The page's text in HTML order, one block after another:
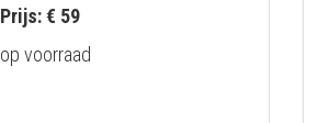
Prijs: € 59
op voorraad